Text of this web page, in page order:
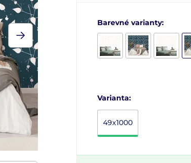
Barevné varianty:
Varianta:
49x1000